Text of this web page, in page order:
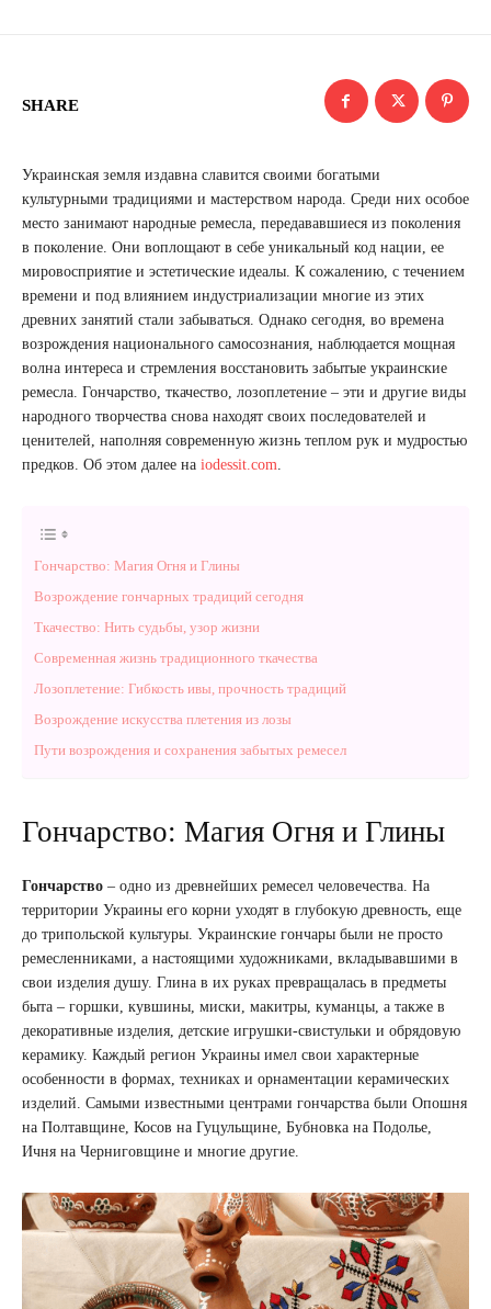
SHARE
Украинская земля издавна славится своими богатыми
культурными традициями и мастерством народа. Среди них особое
место занимают народные ремесла, передававшиеся из поколения
в поколение. Они воплощают в себе уникальный код нации, ее
мировосприятие и эстетические идеалы. К сожалению, с течением
времени и под влиянием индустриализации многие из этих
древних занятий стали забываться. Однако сегодня, во времена
возрождения национального самосознания, наблюдается мощная
волна интереса и стремления восстановить забытые украинские
ремесла. Гончарство, ткачество, лозоплетение – эти и другие виды
народного творчества снова находят своих последователей и
ценителей, наполняя современную жизнь теплом рук и мудростью
предков. Об этом далее на iodessit.com.
Гончарство: Магия Огня и Глины
Возрождение гончарных традиций сегодня
Ткачество: Нить судьбы, узор жизни
Современная жизнь традиционного ткачества
Лозоплетение: Гибкость ивы, прочность традиций
Возрождение искусства плетения из лозы
Пути возрождения и сохранения забытых ремесел
Гончарство: Магия Огня и Глины
Гончарство – одно из древнейших ремесел человечества. На
территории Украины его корни уходят в глубокую древность, еще
до трипольской культуры. Украинские гончары были не просто
ремесленниками, а настоящими художниками, вкладывавшими в
свои изделия душу. Глина в их руках превращалась в предметы
быта – горшки, кувшины, миски, макитры, куманцы, а также в
декоративные изделия, детские игрушки-свистульки и обрядовую
керамику. Каждый регион Украины имел свои характерные
особенности в формах, техниках и орнаментации керамических
изделий. Самыми известными центрами гончарства были Опошня
на Полтавщине, Косов на Гуцульщине, Бубновка на Подолье,
Ичня на Черниговщине и многие другие.